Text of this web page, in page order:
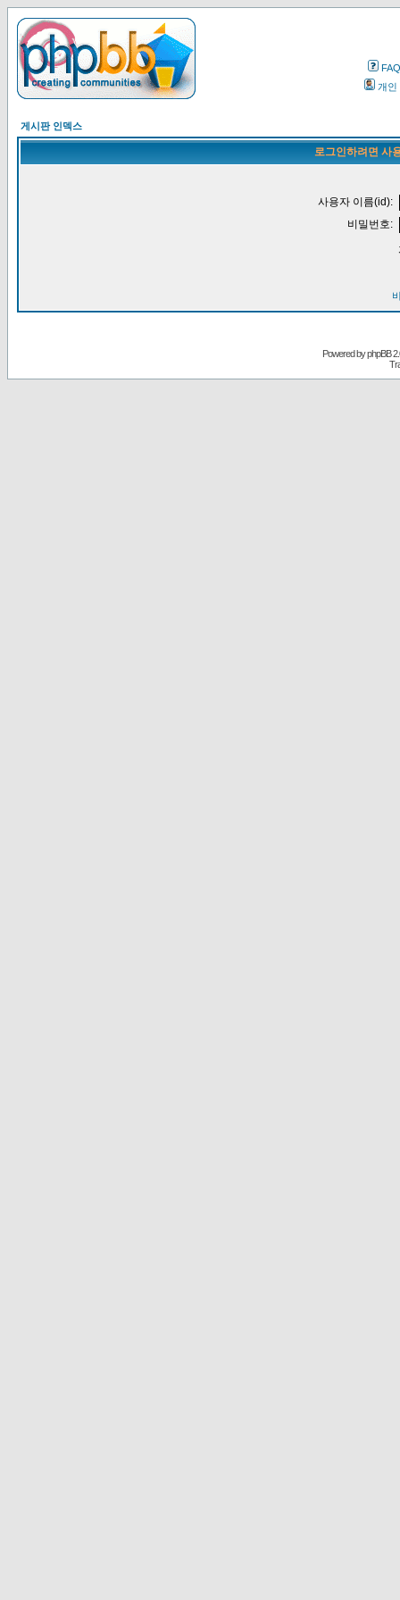
FAQ
개인
게시판 인덱스
로그인하려면 사
사용자 이름(id):
비밀번호:
Powered byphpBB